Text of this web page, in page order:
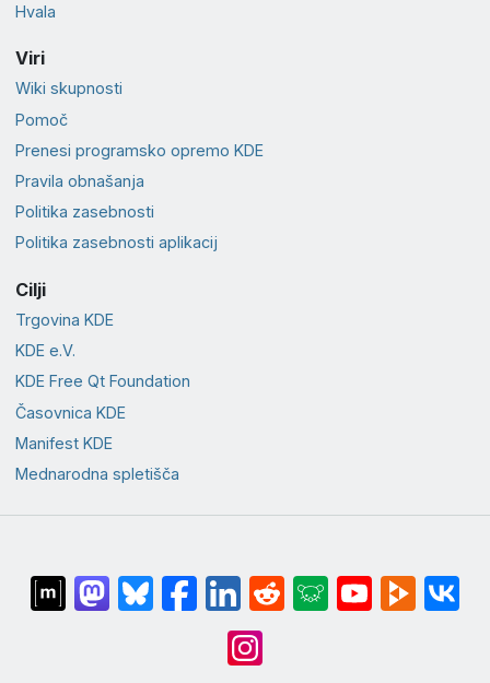
Hvala
Viri
Wiki skupnosti
Pomoč
Prenesi programsko opremo KDE
Pravila obnašanja
Politika zasebnosti
Politika zasebnosti aplikacij
Cilji
Trgovina KDE
KDE e.V.
KDE Free Qt Foundation
Časovnica KDE
Manifest KDE
Mednarodna spletišča